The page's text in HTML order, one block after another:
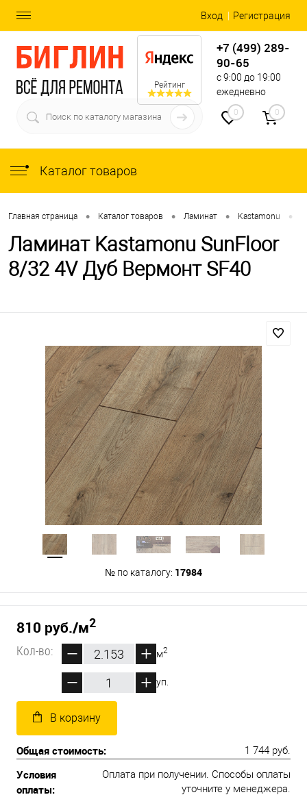
Вход Регистрация
Рейтинг
+7 (499) 289-
90-65
с 9:00 до 19:00
ежедневно
0 0
Каталог товаров
Главная страница • Каталог товаров • Ламинат • Kastamonu •
Ламинат Kastamonu SunFloor
8/32 4V Дуб Вермонт SF40
№ по каталогу: 17984
810 руб./м2
Кол-во:
м2
уп.
В корзину
Общая стоимость: 1 744 руб.
Условия
оплаты:
Оплата при получении. Способы оплаты
уточните у менеджера.